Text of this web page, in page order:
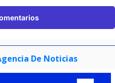
De Noticias